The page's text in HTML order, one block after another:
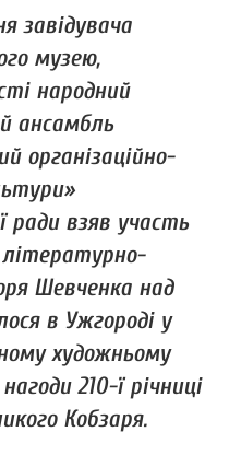
завідувача
музею,
народний
ансамбль
організаційно-
ради взяв участь
літературно-
Шевченка над
в Ужгороді у
художньому
210-ї річниці
Кобзаря.